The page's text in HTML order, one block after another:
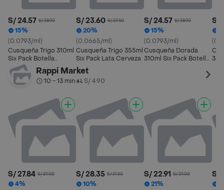
S/ 24.57 S/ 28.90
15%
(0.0793/ml)
Cusqueña Trigo 310ml
Six Pack Botella
Cerveza
S/ 23.60 S/ 29.50
20%
(0.0665/ml)
Cusqueña Trigo 355ml
Six Pack Lata Cerveza
S/ 24.57 S/ 28.90
15%
(0.0793/ml)
Cusqueña Dorada
310ml Six Pack Botella
S/
Rappi Market
10 - 13 min• S/ 4.90
S/ 27.84 S/ 29.00
4%
S/ 28.35 S/ 31.50
10%
S/ 22.91 S/ 29.00
21%
S/